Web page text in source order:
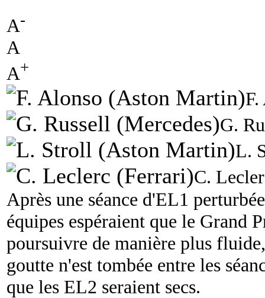
A-
A
A+
G.
L.
C.
Après une séance d'EL1
équipes espéraient que le Grand
poursuivre de manière plus
goutte n'est tombée entre les
que les EL2 seraient secs.